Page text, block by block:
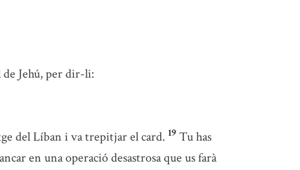
de Jehú, per dir-li:
del Líban i va trepitjar el card. 19 Tu has
en una operació desastrosa que us farà